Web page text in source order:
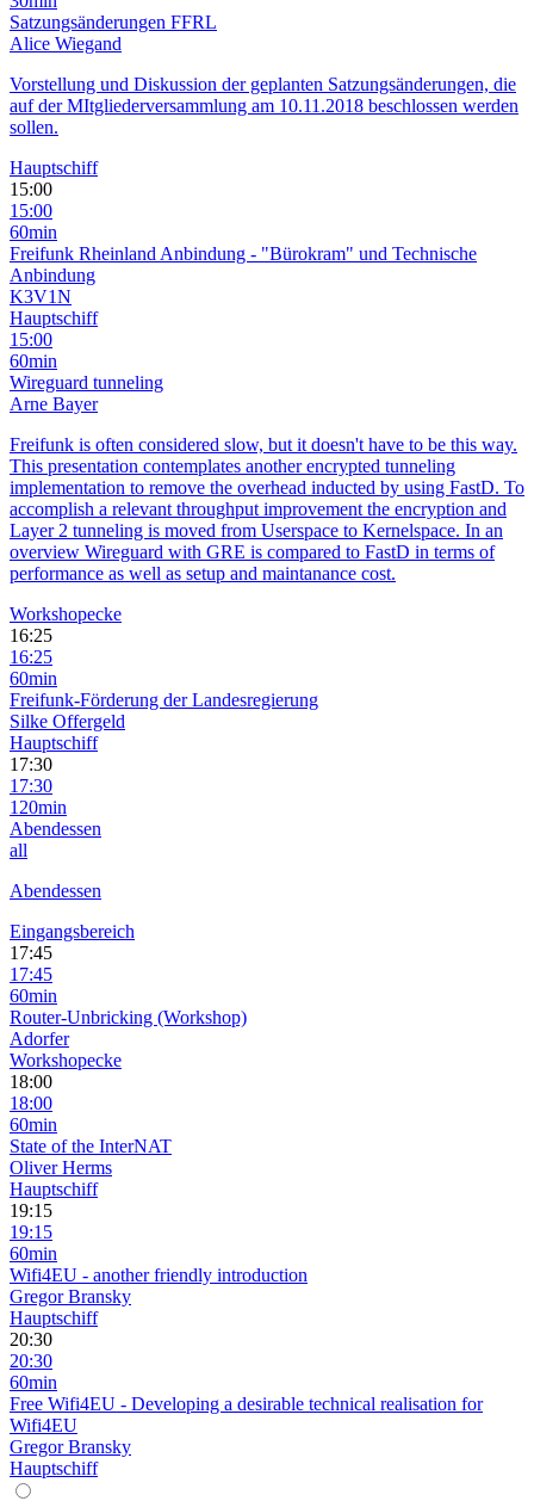
Satzungsänderungen FFRL
Alice Wiegand
Vorstellung und Diskussion der geplanten Satzungsänderungen, die
auf der MItgliederversammlung am 10.11.2018 beschlossen werden
sollen.
Hauptschiff
15:00
15:00
60min
Freifunk Rheinland Anbindung - "Bürokram" und Technische
Anbindung
K3V1N
Hauptschiff
15:00
60min
Wireguard tunneling
Arne Bayer
Freifunk is often considered slow, but it doesn't have to be this way.
This presentation contemplates another encrypted tunneling
implementation to remove the overhead inducted by using FastD. To
accomplish a relevant throughput improvement the encryption and
Layer 2 tunneling is moved from Userspace to Kernelspace. In an
overview Wireguard with GRE is compared to FastD in terms of
performance as well as setup and maintanance cost.
Workshopecke
16:25
16:25
60min
Freifunk-Förderung der Landesregierung
Silke Offergeld
Hauptschiff
17:30
17:30
120min
Abendessen
all
Abendessen
Eingangsbereich
17:45
17:45
60min
Router-Unbricking (Workshop)
Adorfer
Workshopecke
18:00
18:00
60min
State of the InterNAT
Oliver Herms
Hauptschiff
19:15
19:15
60min
Wifi4EU - another friendly introduction
Gregor Bransky
Hauptschiff
20:30
20:30
60min
Free Wifi4EU - Developing a desirable technical realisation for
Wifi4EU
Gregor Bransky
Hauptschiff